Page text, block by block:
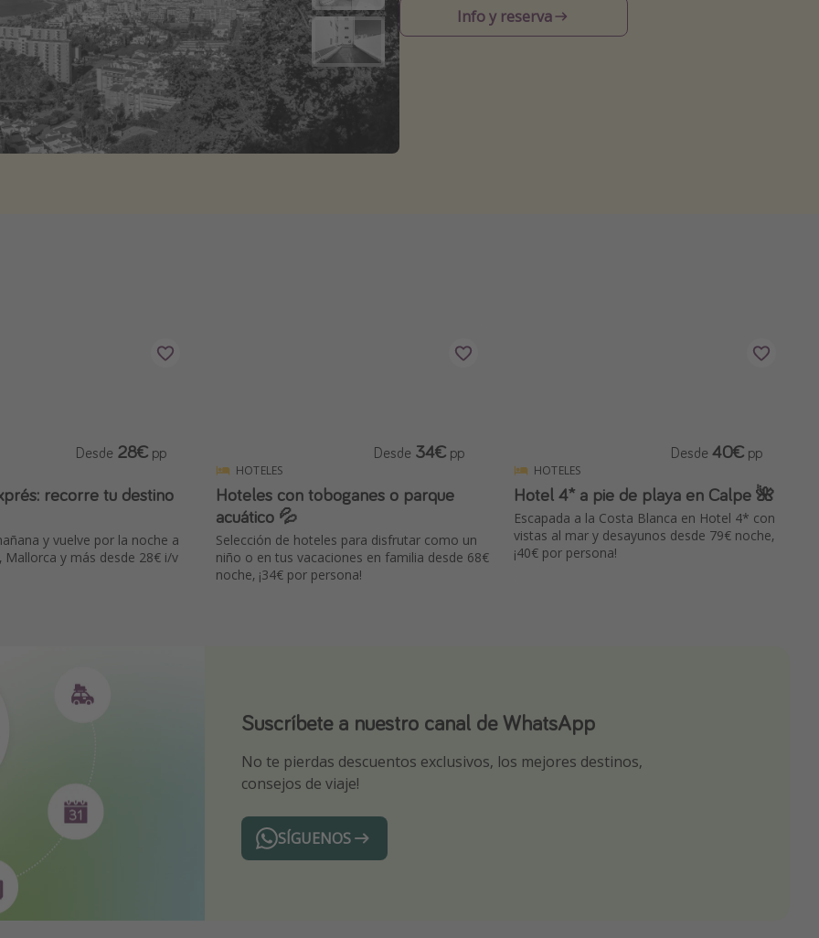
Info y reserva
recorre tu destino
y vuelve por la noche a
Mallorca y más desde 28€ i/v
Desde 28€ pp
HOTELES
Hoteles con toboganes o parque
acuático 💦
Selección de hoteles para disfrutar como un
niño o en tus vacaciones en familia desde 68€
noche, ¡34€ por persona!
Desde 34€ pp
HOTELES
Hotel 4* a pie de playa en Calpe 🌺
Escapada a la Costa Blanca en Hotel 4* con
vistas al mar y desayunos desde 79€ noche,
¡40€ por persona!
Desde 40€ pp
Suscríbete a nuestro canal de WhatsApp
No te pierdas descuentos exclusivos, los mejores destinos,
consejos de viaje!
SÍGUENOS
Descarga nuestra app
Sé el primero en reservar nuestros chollazos
¡Suscríbete a nuestro canal de Telegram!
¡Recibe las mejores ofertas seleccionadas para ti por nuestros
expertos en viajes
Telegram